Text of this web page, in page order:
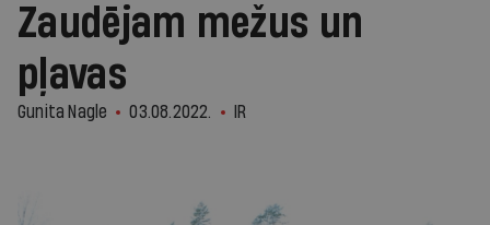
Zaudējam mežus un
pļavas
Gunita Nagle 03.08.2022. IR